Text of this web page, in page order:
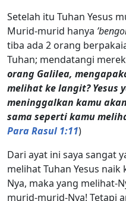
Setelah itu Tuhan Yesus
Murid-murid hanya
tiba ada 2 orang
Tuhan; mendatangi
orang Galilea,
melihat ke langit? Yesus
meninggalkan kamu
sama seperti kamu
Para Rasul 1:11)
Dari ayat ini saya sangat
melihat Tuhan Yesus
Nya, maka yang melihat-
murid-murid-Nya! Tetapi